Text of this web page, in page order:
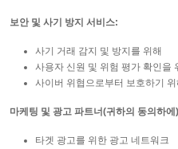
보안 및 사기 방지 서비스:
사기 거래 감지 및 방지를 위해
사용자 신원 및 위험 평가 확인을
사이버 위협으로부터 보호하기 위
마케팅 및 광고 파트너(귀하의 동의하에
타겟 광고를 위한 광고 네트워크